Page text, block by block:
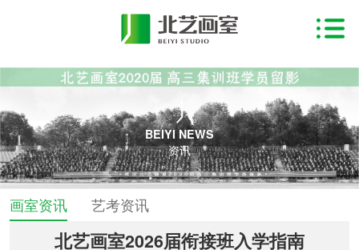
BEIYI NEWS
资讯
画室资讯 艺考资讯
北艺画室2026届衔接班入学指南